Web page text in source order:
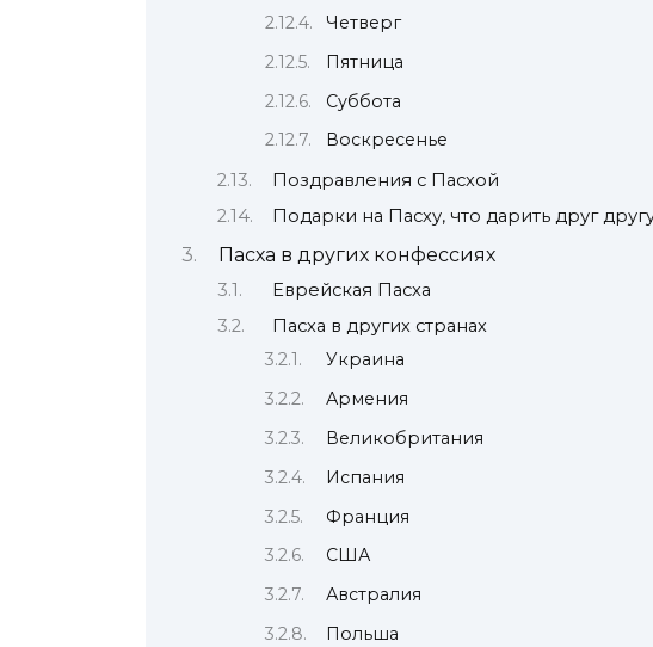
Четверг
Пятница
Суббота
Воскресенье
Поздравления с Пасхой
Подарки на Пасху, что дарить друг
Пасха в других конфессиях
Еврейская Пасха
Пасха в других странах
Украина
Армения
Великобритания
Испания
Франция
США
Австралия
Польша